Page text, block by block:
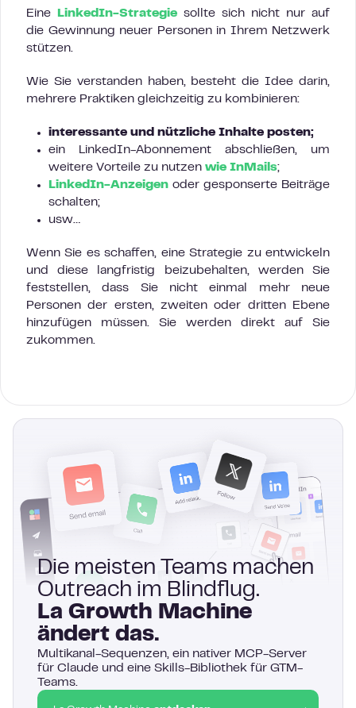
Eine LinkedIn-Strategie sollte sich nicht nur auf
die Gewinnung neuer Personen in Ihrem Netzwerk
stützen.
Wie Sie verstanden haben, besteht die Idee darin,
mehrere Praktiken gleichzeitig zu kombinieren:
interessante und nützliche Inhalte posten;
ein LinkedIn-Abonnement abschließen, um
weitere Vorteile zu nutzen wie InMails;
LinkedIn-Anzeigen oder gesponserte Beiträge
schalten;
usw…
Wenn Sie es schaffen, eine Strategie zu entwickeln
und diese langfristig beizubehalten, werden Sie
feststellen, dass Sie nicht einmal mehr neue
Personen der ersten, zweiten oder dritten Ebene
hinzufügen müssen. Sie werden direkt auf Sie
zukommen.
Die meisten Teams machen
Outreach im Blindflug.
La Growth Machine
ändert das.
Multikanal-Sequenzen, ein nativer MCP-Server
für Claude und eine Skills-Bibliothek für GTM-
Teams.